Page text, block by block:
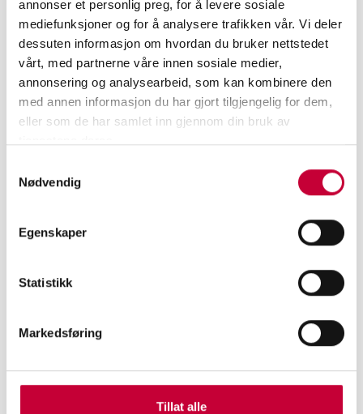
annonser et personlig preg, for å levere sosiale
mediefunksjoner og for å analysere trafikken vår. Vi deler
dessuten informasjon om hvordan du bruker nettstedet
vårt, med partnerne våre innen sosiale medier,
annonsering og analysearbeid, som kan kombinere den
med annen informasjon du har gjort tilgjengelig for dem,
eller som de har samlet inn gjennom din bruk av
Nødvendig
Egenskaper
Statistikk
Markedsføring
Tillat alle